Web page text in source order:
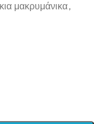
μακρυμάνικα,